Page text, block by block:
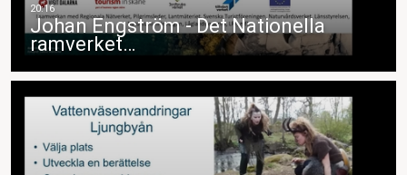
Johan Engström - Det Nationella
ramverket…